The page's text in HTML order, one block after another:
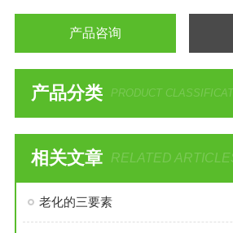
产品咨询
产品分类 PRODUCT
相关文章 RELATED
老化的三要素